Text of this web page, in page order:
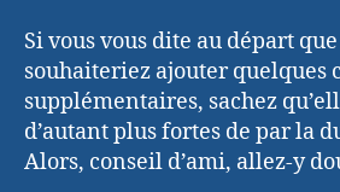
Si vous vous dite au départ
souhaiteriez ajouter quelques
supplémentaires, sachez
d’autant plus fortes de par la
Alors, conseil d’ami, allez-y